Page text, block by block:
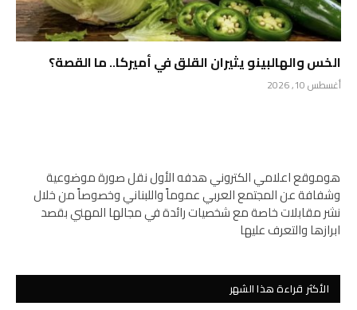
الخس والهالبينو يثيران القلق في أميركا.. ما القصة؟
أغسطس 10, 2026
هوموقع اعلامي الكتروني هدفه الأول نقل صورة موضوعية
وشفافة عن المجتمع العربي عموماً واللبناني وخصوصاً من خلال
نشر مقابلات خاصة مع شخصيات رائدة في مجالها المهني بقصد
ابرازها والتعرف عليها
الأكثر قراءة هذا الشهر